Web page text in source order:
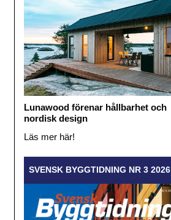
Lunawood förenar hållbarhet och
nordisk design
Läs mer här!
SVENSK BYGGTIDNING NR 3 2026